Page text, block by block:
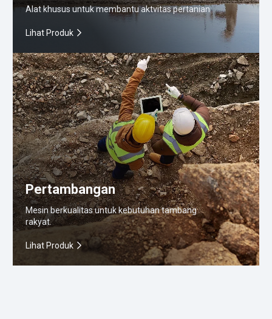
Alat khusus untuk membantu aktvitas pertanian
Lihat Produk
Pertambangan
Mesin berkualitas untuk kebutuhan tambang
rakyat.
Lihat Produk